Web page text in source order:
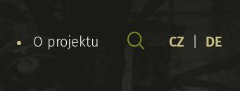
O projektu CZ DE